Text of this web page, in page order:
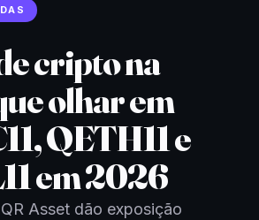
cripto na
olhar em
QETH11 e
em 2026
Asset dão exposição